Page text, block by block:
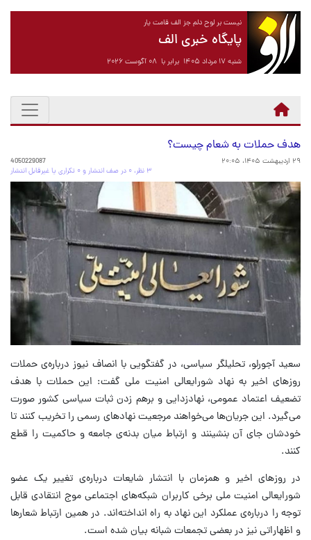
نیست بر لوح دلم جز الف قامت یار
پایگاه خبری الف
شنبه ۱۷ مرداد ۱۴۰۵ برابر با ۰۸ آگوست ۲۰۲۶
هدف حملات به شعام‌ چیست؟
۲۹ اردیبهشت ۱۴۰۵، ۲۰:۰۵
4050229087
۳ نظر، ۰ در صف انتشار و ۰ تکراری یا غیرقابل انتشار
سعید آجورلو، تحلیلگر سیاسی، در گفتگویی با انصاف نیوز درباره‌ی حملات
روزهای اخیر به نهاد شورایعالی امنیت ملی گفت: این حملات با هدف
تضعیف اعتماد عمومی، نهادزدایی و برهم زدن ثبات سیاسی کشور صورت
می‌گیرد. این جریان‌ها می‌خواهند مرجعیت نهادهای رسمی را تخریب کنند تا
خودشان جای آن بنشینند و ارتباط میان بدنه‌ی جامعه و حاکمیت را قطع
کنند.
در روزهای اخیر و همزمان با انتشار شایعات درباره‌ی تغییر یک عضو
شورایعالی امنیت ملی برخی کاربران شبکه‌های اجتماعی موج انتقادی قابل
توجه را درباره‌ی عملکرد این نهاد به راه انداخته‌اند. در همین ارتباط شعارها
و اظهاراتی نیز در بعضی تجمعات شبانه بیان شده است.